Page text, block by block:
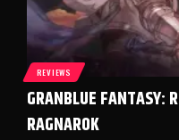
REVIEWS
GRANBLUE FANTASY:
RAGNAROK